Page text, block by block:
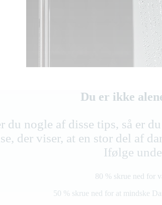
Du er ikke
du nogle af disse tips, så er
der viser, at en stor del af
Ifølge
80 % skrue ned for
50 % skrue ned for at mindske